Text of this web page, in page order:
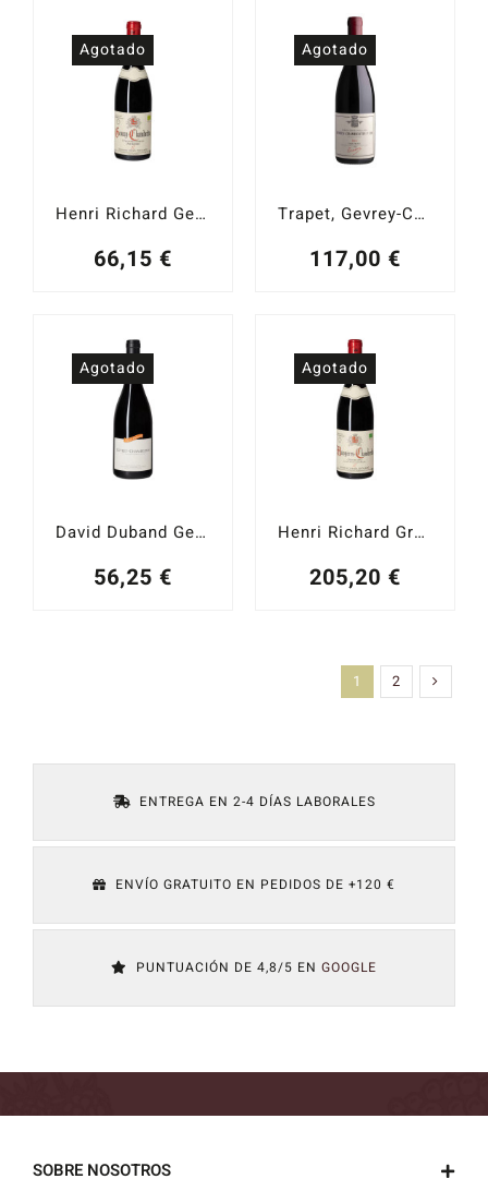
Agotado
Henri Richard Gevrey-Chambertin Aux Corvées 2021
66,15 €
Agotado
Trapet, Gevrey-Chambertin 1er cru Alea 2016
117,00 €
Agotado
David Duband Gevrey-Chambertin 2016
56,25 €
Agotado
Henri Richard Grand Cru Mazoyères Chambertin 2017
205,20 €
1 2
ENTREGA EN 2-4 DÍAS LABORALES
ENVÍO GRATUITO EN PEDIDOS DE +120 €
PUNTUACIÓN DE 4,8/5 EN GOOGLE
SOBRE NOSOTROS